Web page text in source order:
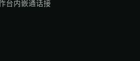
台内嵌通话接